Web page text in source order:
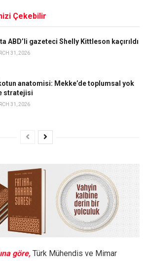
Çekebilir
ABD’li gazeteci Shelly Kittleson kaçırıldı
31, 2026
anatomisi: Mekke’de toplumsal yok
stratejisi
31, 2026
göre, Türk Mühendis ve Mimar